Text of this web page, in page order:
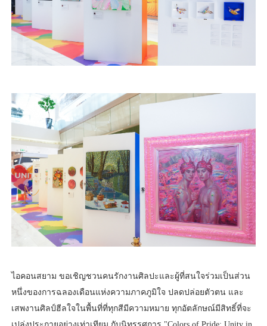
ไอคอนสยาม ขอเชิญชวนคนรักงานศิลปะและผู้ที่สนใจร่วมเป็นส่วน
หนึ่งของการฉลองเดือนแห่งความภาคภูมิใจ ปลดปล่อยตัวตน และ
เสพงานศิลป์ฮีลใจในพื้นที่ที่ทุกสีมีความหมาย ทุกอัตลักษณ์มีสิทธิ์ที่จะ